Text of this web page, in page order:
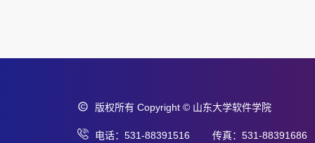
版权所有 Copyright © 山东大学软件学院
电话：531-88391516 传真：531-88391686